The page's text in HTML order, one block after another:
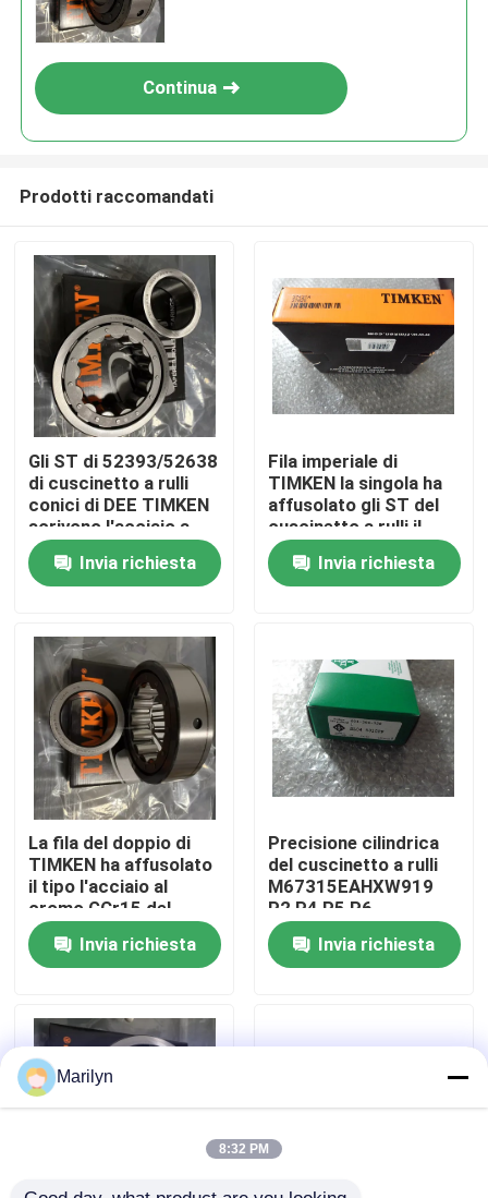
Casa
Prodotti
Circa noi
Giro della fabbrica
Controllo di qualità
Contattici
Casi
Cuscinetto a rulli sferico
Continua
Prodotti raccomandati
Gli ST di 52393/52638
di cuscinetto a rulli
conici di DEE TIMKEN
scrivono l'acciaio a
macchina timbrato
Invia richiesta
Fila imperiale di
TIMKEN la singola ha
affusolato gli ST del
cuscinetto a rulli il
74525/74850 di
acciaio timbrato
Invia richiesta
La fila del doppio di
TIMKEN ha affusolato
il tipo l'acciaio al
cromo GCr15 del
cuscinetto a rulli TDI
di 52400D/52638
Invia richiesta
Precisione cilindrica
del cuscinetto a rulli
M67315EAHXW919
P2 P4 P5 P6
dell'escavatore
TIMKENInvia richiesta
Marilyn
8:32 PM